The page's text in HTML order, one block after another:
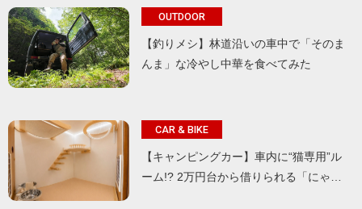
OUTDOOR
【釣りメシ】林道沿いの車中で「そのま
んま」な冷やし中華を食べてみた
CAR & BIKE
【キャンピングカー】車内に“猫専用”ル
ーム!? 2万円台から借りられる「にゃ…